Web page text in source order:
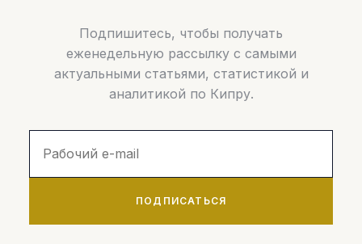
Подпишитесь, чтобы получать
еженедельную рассылку с самыми
актуальными статьями, статистикой и
аналитикой по Кипру.
ПОДПИСАТЬСЯ